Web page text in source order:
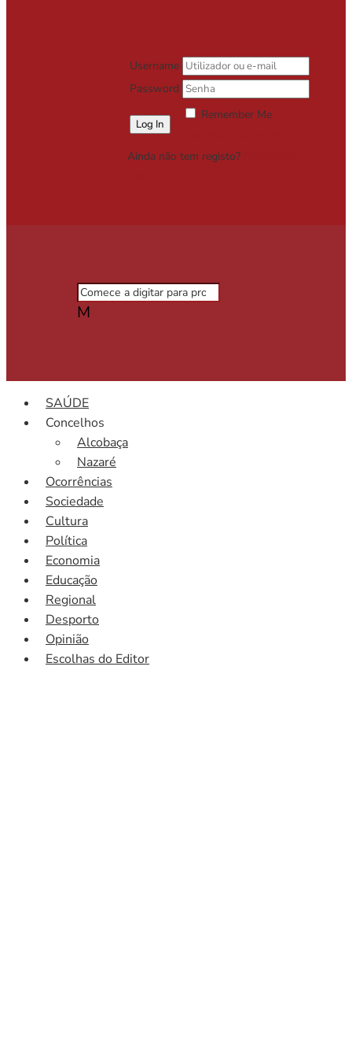
Username
Password
Remember Me
Ainda não tem registo?
M
SAÚDE
Concelhos
Alcobaça
Nazaré
Ocorrências
Sociedade
Cultura
Política
Economia
Educação
Regional
Desporto
Opinião
Escolhas do Editor